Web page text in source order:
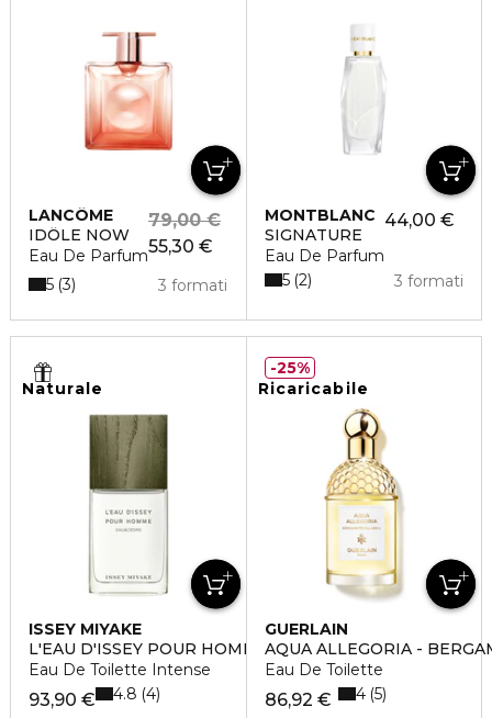
LANCÔME
IDÔLE NOW
Eau De Parfum55,30 €
79,00 €
3 formati
5 3
MONTBLANC
SIGNATURE
Eau De Parfum
44,00 €
3 formati
5 2
Naturale
ISSEY MIYAKE
L'EAU D'ISSEY POUR HOMME EAU & CÈDRE
Eau De Toilette Intense
93,90 € 4.8 4
Ricaricabile
GUERLAIN
AQUA ALLEGORIA -
Eau De Toilette
86,92 €
4 5
25%